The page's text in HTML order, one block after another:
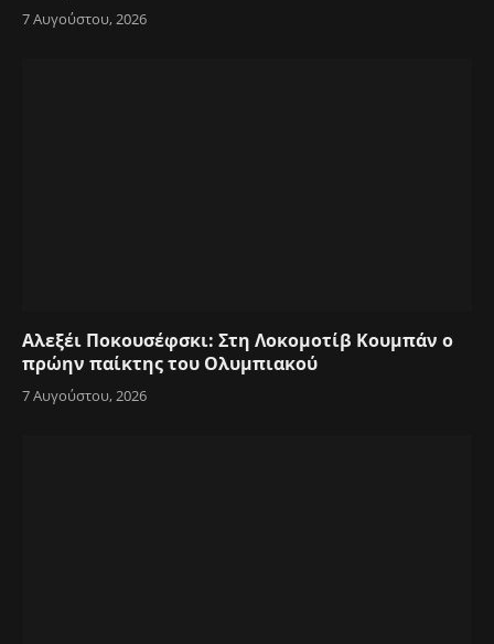
7 Αυγούστου, 2026
Αλεξέι Ποκουσέφσκι: Στη Λοκομοτίβ Κουμπάν ο
πρώην παίκτης του Ολυμπιακού
7 Αυγούστου, 2026